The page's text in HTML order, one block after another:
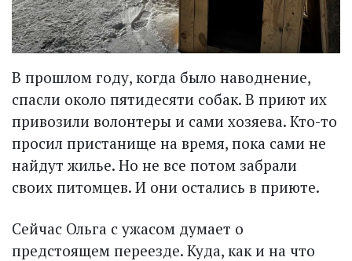
В прошлом году, когда было наводнение,
спасли около пятидесяти собак. В приют их
привозили волонтеры и сами хозяева. Кто-то
просил пристанище на время, пока сами не
найдут жилье. Но не все потом забрали
своих питомцев. И они остались в приюте.
Сейчас Ольга с ужасом думает о
предстоящем пере­езде. Куда, как и на что